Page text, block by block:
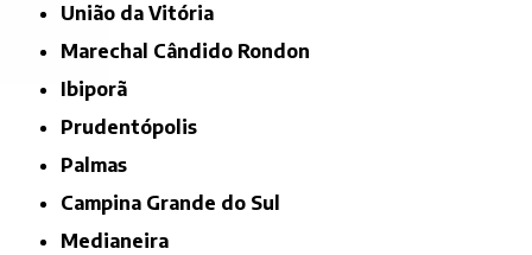
União da Vitória
Marechal Cândido Rondon
Ibiporã
Prudentópolis
Palmas
Campina Grande do Sul
Medianeira